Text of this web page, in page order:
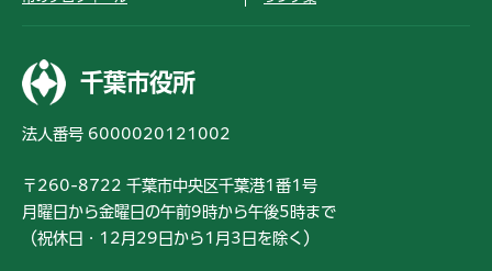
千葉市役所
法人番号 6000020121002
〒260-8722 千葉市中央区千葉港1番1号
月曜日から金曜日の午前9時から午後5時まで
（祝休日・12月29日から1月3日を除く）